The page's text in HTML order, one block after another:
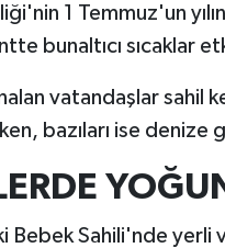
1 Temmuz'un
bunaltıcı sıcaklar
vatandaşlar sahil
bazıları ise
Bebek Sahili'nde yerli